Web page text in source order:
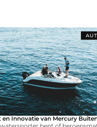
en Innovatie van Mercury